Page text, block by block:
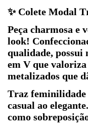
✨ Colete Modal
Peça charmosa e
look!
qualidade, possui
em V que
metalizados que
Traz feminilidade
casual ao
como